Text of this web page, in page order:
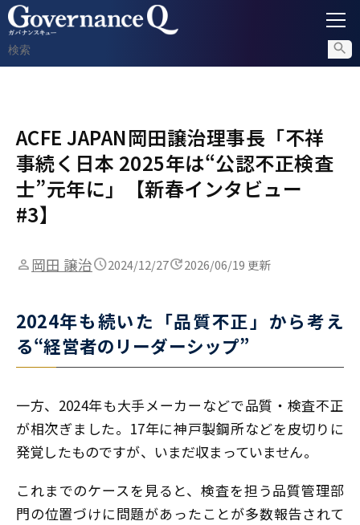
内部通報
コンプライアンス調査
ACFE JAPAN岡田譲治理事長「不祥
事続く日本 2025年は“公認不正検査
士”元年に」【新春インタビュー
#3】
岡田 譲治 2024/12/27 2026/06/19 更新
2024年も続いた「品質不正」から考え
る“経営者のリーダーシップ”
一方、2024年も大手メーカーなどで品質・検査不正
が相次ぎました。17年に神戸製鋼所などを皮切りに
発覚したものですが、いまだ収まっていません。
これまでのケースを見ると、検査を担う品質管理部
門の位置づけに問題があったことが多数報告されて